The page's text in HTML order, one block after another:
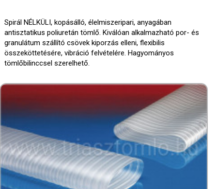
Spirál NÉLKÜLI, kopásálló, élelmiszeripari, anyagában
antisztatikus poliuretán tömlő. Kiválóan alkalmazható por- és
granulátum szállító csövek kiporzás elleni, flexibilis
összeköttetésére, vibráció felvételére. Hagyományos
tömlőbilinccsel szerelhető.